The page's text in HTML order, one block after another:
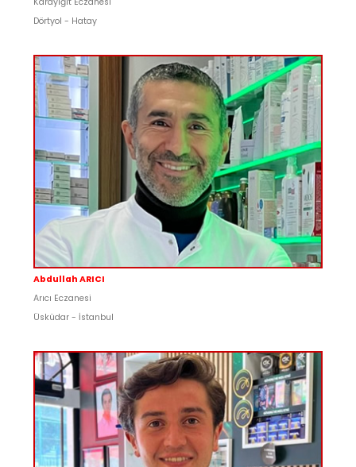
Dörtyol - Hatay
Abdullah ARICI
Arıcı Eczanesi
Üsküdar - İstanbul